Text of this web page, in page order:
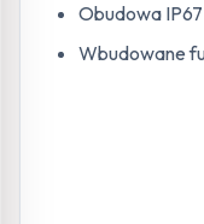
Obudowa IP67
Wbudowane